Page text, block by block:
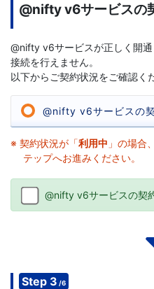
@nifty v6サービスの
@nifty v6サービスが正しく開
接続を行えません。
以下からご契約状況をご確認く
@nifty v6サービスの
※ 契約状況が「利用中 」の場合
テップへお進みください。
@nifty v6サービスの契
Step 3 /6